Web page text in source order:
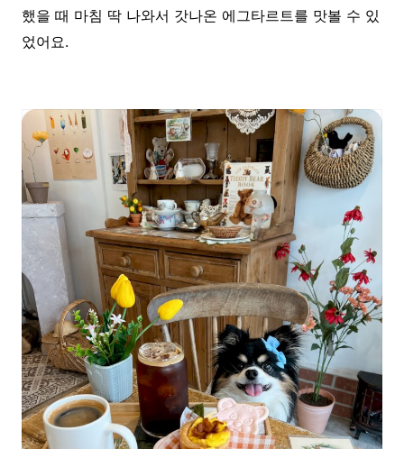
했을 때 마침 딱 나와서 갓나온 에그타르트를 맛볼 수 있
었어요.